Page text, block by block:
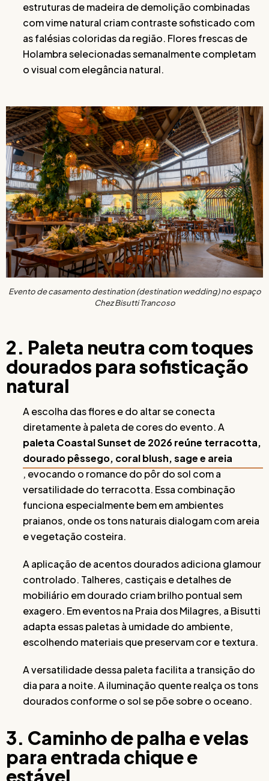
estruturas de madeira de demolição combinadas
com vime natural criam contraste sofisticado com
as falésias coloridas da região. Flores frescas de
Holambra selecionadas semanalmente completam
o visual com elegância natural.
Evento de casamento destination (destination wedding) no espaço
Chez Bisutti Trancoso
2. Paleta neutra com toques
dourados para sofisticação
natural
A escolha das flores e do altar se conecta
diretamente à paleta de cores do evento. A
paleta Coastal Sunset de 2026 reúne terracotta,
dourado pêssego, coral blush, sage e areia
, evocando o romance do pôr do sol com a
versatilidade do terracotta. Essa combinação
funciona especialmente bem em ambientes
praianos, onde os tons naturais dialogam com areia
e vegetação costeira.
A aplicação de acentos dourados adiciona glamour
controlado. Talheres, castiçais e detalhes de
mobiliário em dourado criam brilho pontual sem
exagero. Em eventos na Praia dos Milagres, a Bisutti
adapta essas paletas à umidade do ambiente,
escolhendo materiais que preservam cor e textura.
A versatilidade dessa paleta facilita a transição do
dia para a noite. A iluminação quente realça os tons
dourados conforme o sol se põe sobre o oceano.
3. Caminho de palha e velas
para entrada chique e
estável